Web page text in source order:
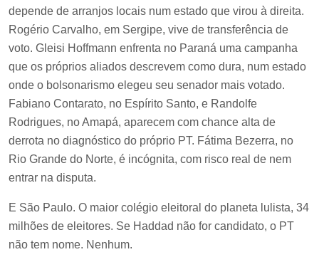
depende de arranjos locais num estado que virou à direita.
Rogério Carvalho, em Sergipe, vive de transferência de
voto. Gleisi Hoffmann enfrenta no Paraná uma campanha
que os próprios aliados descrevem como dura, num estado
onde o bolsonarismo elegeu seu senador mais votado.
Fabiano Contarato, no Espírito Santo, e Randolfe
Rodrigues, no Amapá, aparecem com chance alta de
derrota no diagnóstico do próprio PT. Fátima Bezerra, no
Rio Grande do Norte, é incógnita, com risco real de nem
entrar na disputa.
E São Paulo. O maior colégio eleitoral do planeta lulista, 34
milhões de eleitores. Se Haddad não for candidato, o PT
não tem nome. Nenhum.